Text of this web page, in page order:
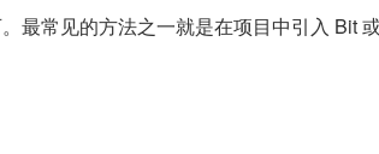
最常见的方法之一就是在项目中引入 Bit